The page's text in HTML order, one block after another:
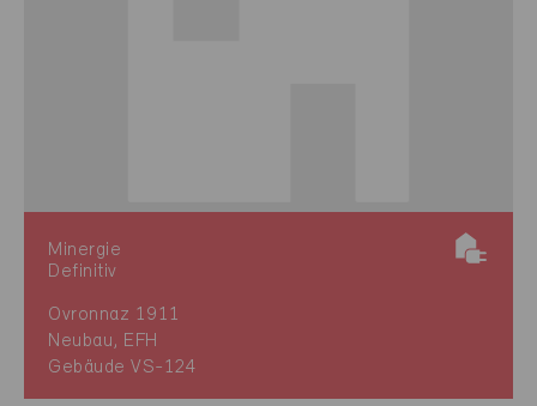
Minergie
Definitiv
Ovronnaz 1911
Neubau, EFH
Gebäude VS-124